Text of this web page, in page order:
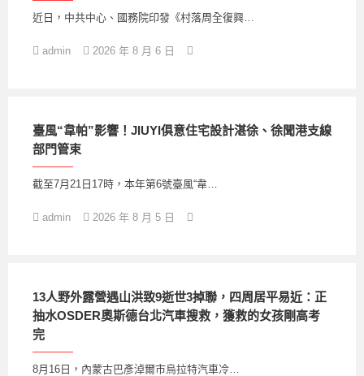
近日，中共中心、國務院印發《村落周全復興…
admin 2026 年 8 月 6 日
臺風“韋帕”影響！JIUYI俱意住宅設計湛徐、徐聞港支線
部門管束
截至7月21日17時，本年第6號臺風“韋…
admin 2026 年 8 月 5 日
13人野外露營遇山洪致9逝世3掉聯，四周居平易近：正
抽水OSDER奧斯德台北汽車搜救，獲救的女孩剛高考
完
8月16日，內蒙古巴彥淖爾市烏拉特汽車冷…